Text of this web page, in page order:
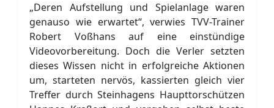
„Deren Aufstellung und Spielanlage waren
genauso wie erwartet“, verwies TVV-Trainer
Robert Voßhans auf eine einstündige
Videovorbereitung. Doch die Verler setzten
dieses Wissen nicht in erfolgreiche Aktionen
um, starteten nervös, kassierten gleich vier
Treffer durch Steinhagens Haupttorschützen